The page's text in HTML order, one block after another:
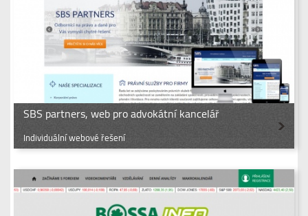
SBS partners, web pro advokátní kancelář
Individuální webové řešení